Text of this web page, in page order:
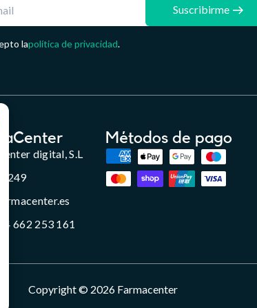
Suscribirme
lapolítica de privacidad.
digital, S.L
662 253 161
Métodos de pago
Copyright © 2026 Farmacenter